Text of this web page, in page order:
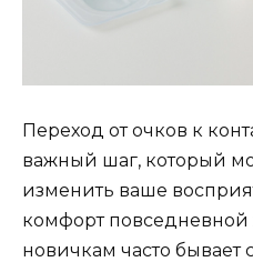
Переход от очков к
важный шаг, который
изменить ваше
комфорт
новичкам часто бывает